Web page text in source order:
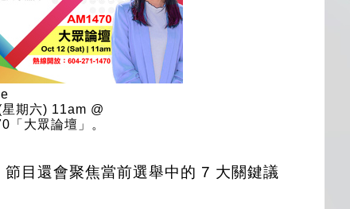
期六) 11am @
「大眾論壇」。
目還會聚焦當前選舉中的 7 大關鍵議